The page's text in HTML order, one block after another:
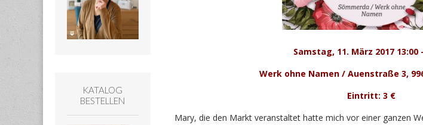
Samstag, 11. März 2017 13:00
Werk ohne Namen / Auenstraße 3,
Eintritt: 3 €
Mary, die den Markt veranstaltet hatte mich vor einer ganzen
KATALOG
BESTELLEN